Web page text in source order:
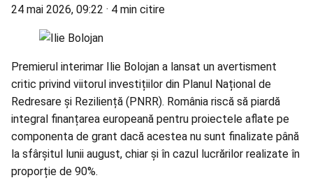
24 mai 2026, 09:22 · 4 min citire
Premierul interimar Ilie Bolojan a lansat un avertisment
critic privind viitorul investițiilor din Planul Național de
Redresare și Reziliență (PNRR). România riscă să piardă
integral finanțarea europeană pentru proiectele aflate pe
componenta de grant dacă acestea nu sunt finalizate până
la sfârșitul lunii august, chiar și în cazul lucrărilor realizate în
proporție de 90%.